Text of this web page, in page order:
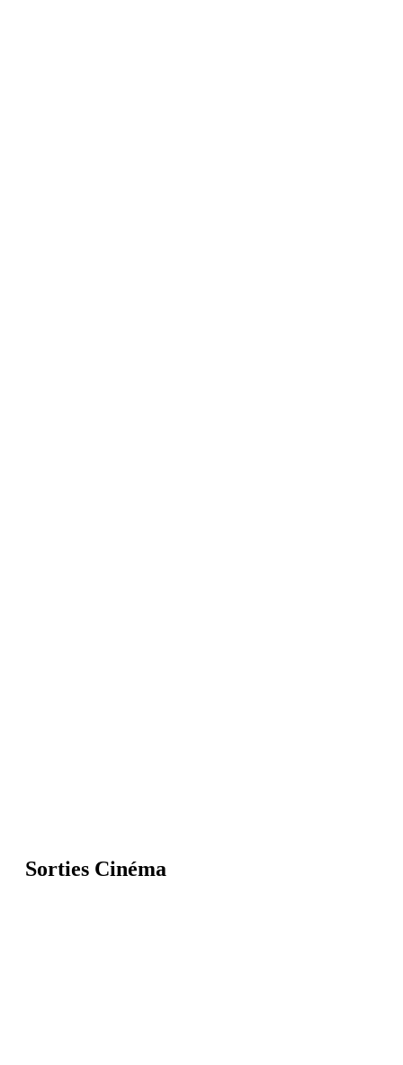
Sorties Cinéma